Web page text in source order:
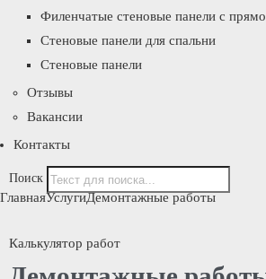
Филенчатые стеновые панели с
Стеновые панели для спальни
Стеновые панели
Отзывы
Вакансии
Контакты
Поиск
ГлавнаяУслугиДемонтажные работы
Калькулятор работ